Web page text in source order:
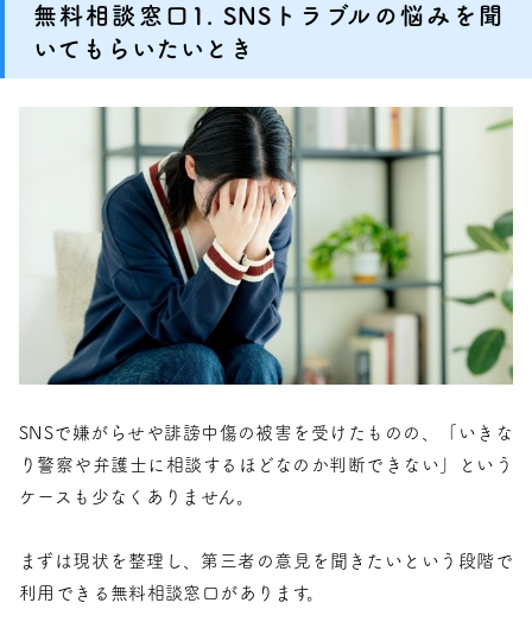
無料相談窓口1. SNSトラブルの悩みを聞
いてもらいたいとき
SNSで嫌がらせや誹謗中傷の被害を受けたものの、「いきな
り警察や弁護士に相談するほどなのか判断できない」という
ケースも少なくありません。
まずは現状を整理し、第三者の意見を聞きたいという段階で
利用できる無料相談窓口があります。